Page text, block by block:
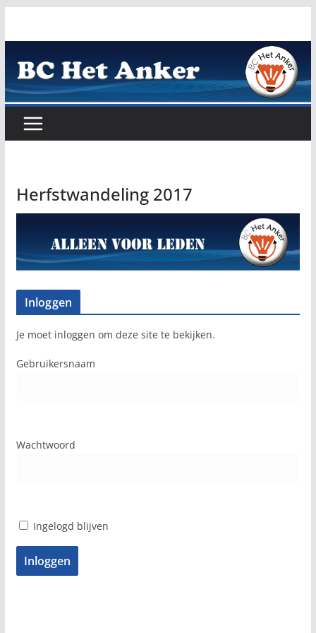
inhoud
Herfstwandeling 2017
Inloggen
Je moet inloggen om deze site te bekijken.
Gebruikersnaam
Wachtwoord
Ingelogd blijven